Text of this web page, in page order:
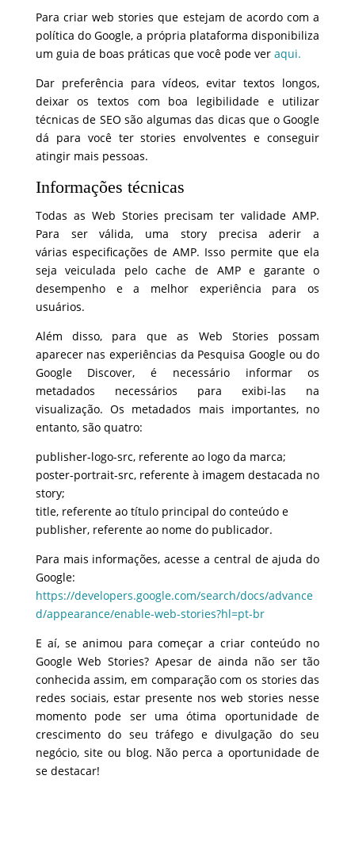
Para criar web stories que estejam de acordo com a
política do Google, a própria plataforma disponibiliza
um guia de boas práticas que você pode ver aqui.
Dar preferência para vídeos, evitar textos longos,
deixar os textos com boa legibilidade e utilizar
técnicas de SEO são algumas das dicas que o Google
dá para você ter stories envolventes e conseguir
atingir mais pessoas.
Informações técnicas
Todas as Web Stories precisam ter validade AMP.
Para ser válida, uma story precisa aderir a
várias especificações de AMP. Isso permite que ela
seja veiculada pelo cache de AMP e garante o
desempenho e a melhor experiência para os
usuários.
Além disso, para que as Web Stories possam
aparecer nas experiências da Pesquisa Google ou do
Google Discover, é necessário informar os
metadados necessários para exibi-las na
visualização. Os metadados mais importantes, no
entanto, são quatro:
publisher-logo-src, referente ao logo da marca;
poster-portrait-src, referente à imagem destacada no
story;
title, referente ao título principal do conteúdo e
publisher, referente ao nome do publicador.
Para mais informações, acesse a central de ajuda do
Google:
https://developers.google.com/search/docs/advance
d/appearance/enable-web-stories?hl=pt-br
E aí, se animou para começar a criar conteúdo no
Google Web Stories? Apesar de ainda não ser tão
conhecida assim, em comparação com os stories das
redes sociais, estar presente nos web stories nesse
momento pode ser uma ótima oportunidade de
crescimento do seu tráfego e divulgação do seu
negócio, site ou blog. Não perca a oportunidade de
se destacar!